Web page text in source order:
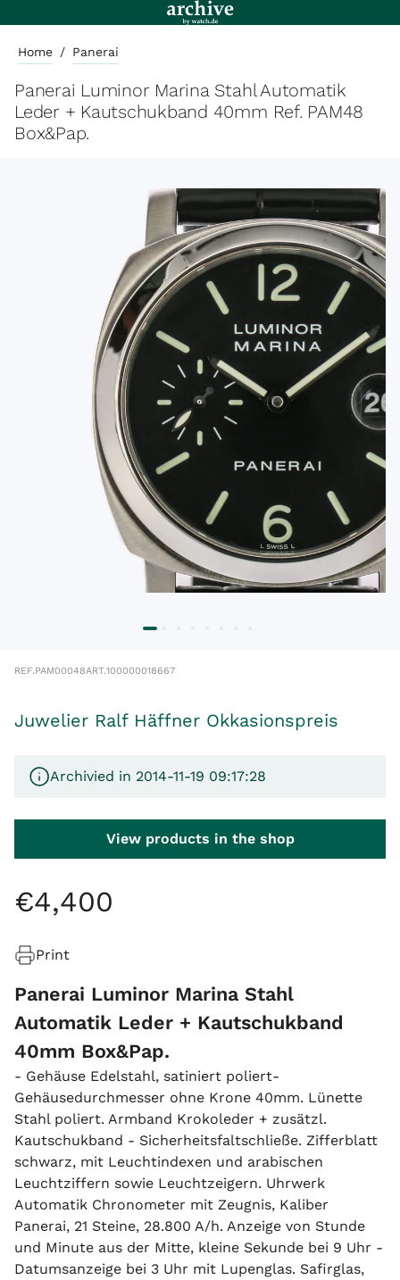
Home / Panerai
Panerai Luminor Marina Stahl Automatik
Leder + Kautschukband 40mm Ref. PAM48
Box&Pap.
REF.PAM00048ART.100000018667
Juwelier Ralf Häffner Okkasionspreis
Archivied in 2014-11-19 09:17:28
View products in the shop
€4,400
Print
Panerai Luminor Marina Stahl
Automatik Leder + Kautschukband
40mm Box&Pap.
- Gehäuse Edelstahl, satiniert poliert-
Gehäusedurchmesser ohne Krone 40mm. Lünette
Stahl poliert. Armband Krokoleder + zusätzl.
Kautschukband - Sicherheitsfaltschließe. Zifferblatt
schwarz, mit Leuchtindexen und arabischen
Leuchtziffern sowie Leuchtzeigern. Uhrwerk
Automatik Chronometer mit Zeugnis, Kaliber
Panerai, 21 Steine, 28.800 A/h. Anzeige von Stunde
und Minute aus der Mitte, kleine Sekunde bei 9 Uhr -
Datumsanzeige bei 3 Uhr mit Lupenglas. Safirglas,